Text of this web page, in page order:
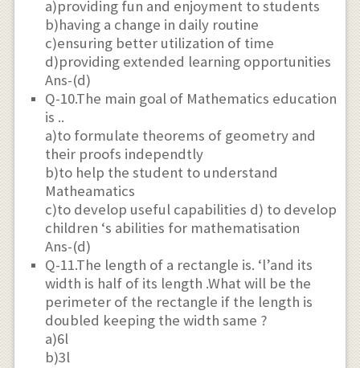
a)providing fun and enjoyment to students
b)having a change in daily routine
c)ensuring better utilization of time
d)providing extended learning opportunities
Ans-(d)
Q-10.The main goal of Mathematics education
is ..
a)to formulate theorems of geometry and
their proofs independtly
b)to help the student to understand
Matheamatics
c)to develop useful capabilities d) to develop
children ‘s abilities for mathematisation
Ans-(d)
Q-11.The length of a rectangle is. ‘l’and its
width is half of its length .What will be the
perimeter of the rectangle if the length is
doubled keeping the width same ?
a)6l
b)3l